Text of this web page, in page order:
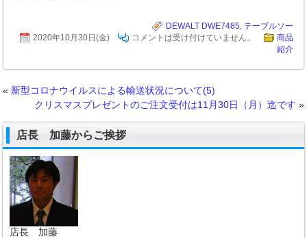
DEWALT DWE7485 テーブルソー
2020年10月30日(金)
コメントは受け付けていません。
商品
紹介
« 新型コロナウイルスによる輸送状況について(5)
クリスマスプレゼントのご注文受付は11月30日（月）迄です »
店長 加藤からご挨拶
店長 加藤